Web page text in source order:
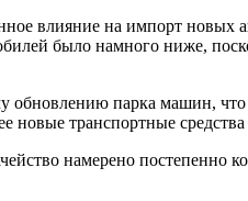
влияние на импорт новых
было намного ниже,
обновлению парка машин,
новые транспортные
намерено постепенно